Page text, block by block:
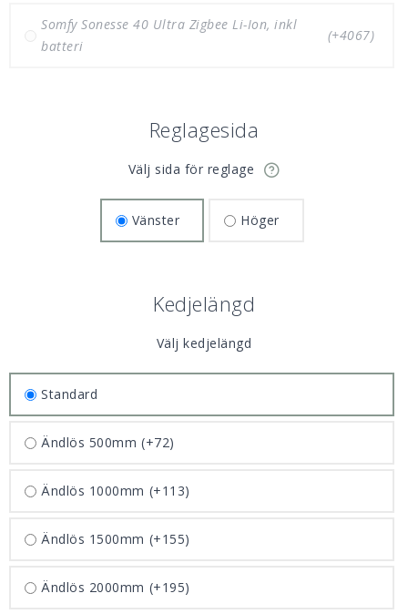
Somfy Sonesse 40 Ultra Zigbee Li-Ion, inkl
batteri
(+4067)
Reglagesida
Välj sida för reglage
Vänster Höger
Kedjelängd
Välj kedjelängd
Standard
Ändlös 500mm (+72)
Ändlös 1000mm (+113)
Ändlös 1500mm (+155)
Ändlös 2000mm (+195)